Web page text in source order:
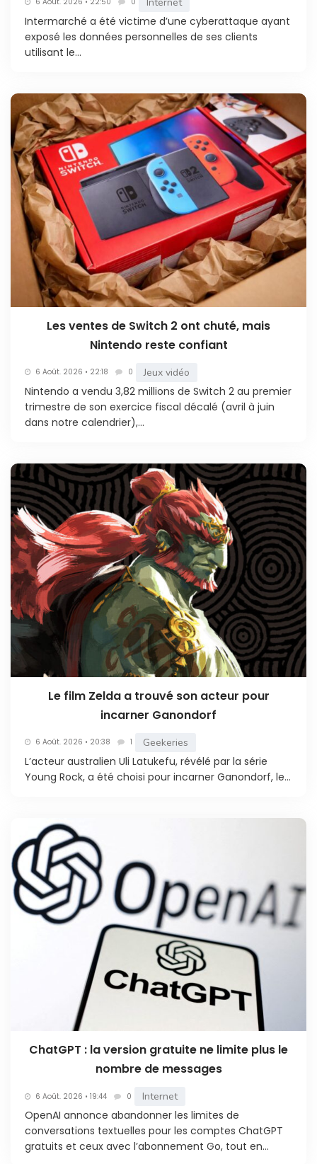
Intermarché a été victime d’une cyberattaque ayant
exposé les données personnelles de ses clients
utilisant le...
Les ventes de Switch 2 ont chuté, mais
Nintendo reste confiant
6 Août. 2026 • 22:18 0 Jeux vidéo
Nintendo a vendu 3,82 millions de Switch 2 au premier
trimestre de son exercice fiscal décalé (avril à juin
dans notre calendrier),...
Le film Zelda a trouvé son acteur pour
incarner Ganondorf
6 Août. 2026 • 20:38 1 Geekeries
L’acteur australien Uli Latukefu, révélé par la série
Young Rock, a été choisi pour incarner Ganondorf, le...
ChatGPT : la version gratuite ne limite plus le
nombre de messages
6 Août. 2026 • 19:44 0 Internet
OpenAI annonce abandonner les limites de
conversations textuelles pour les comptes ChatGPT
gratuits et ceux avec l’abonnement Go, tout en...